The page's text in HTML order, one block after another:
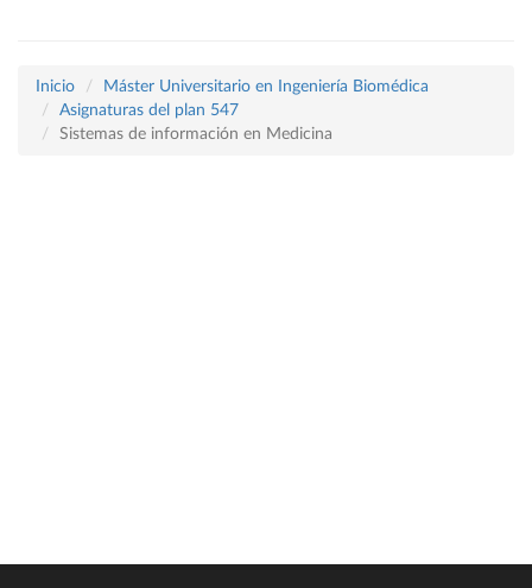
Inicio
Máster Universitario en Ingeniería Biomédica
Asignaturas del plan 547
Sistemas de información en Medicina